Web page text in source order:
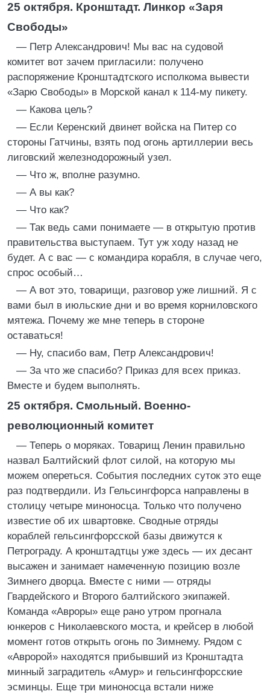
25 октября. Кронштадт. Линкор «Заря
Свободы»
— Петр Александрович! Мы вас на судовой
комитет вот зачем пригласили: получено
распоряжение Кронштадтского исполкома вывести
«Зарю Свободы» в Морской канал к 114-му пикету.
— Какова цель?
— Если Керенский двинет войска на Питер со
стороны Гатчины, взять под огонь артиллерии весь
лиговский железнодорожный узел.
— Что ж, вполне разумно.
— А вы как?
— Что как?
— Так ведь сами понимаете — в открытую против
правительства выступаем. Тут уж ходу назад не
будет. А с вас — с командира корабля, в случае чего,
спрос особый…
— А вот это, товарищи, разговор уже лишний. Я с
вами был в июльские дни и во время корниловского
мятежа. Почему же мне теперь в стороне
оставаться!
— Ну, спасибо вам, Петр Александрович!
— За что же спасибо? Приказ для всех приказ.
Вместе и будем выполнять.
25 октября. Смольный. Военно-
революционный комитет
— Теперь о моряках. Товарищ Ленин правильно
назвал Балтийский флот силой, на которую мы
можем опереться. События последних суток это еще
раз подтвердили. Из Гельсингфорса направлены в
столицу четыре миноносца. Только что получено
известие об их швартовке. Сводные отряды
кораблей гельсингфорсской базы движутся к
Петрограду. А кронштадтцы уже здесь — их десант
высажен и занимает намеченную позицию возле
Зимнего дворца. Вместе с ними — отряды
Гвардейского и Второго балтийского экипажей.
Команда «Авроры» еще рано утром прогнала
юнкеров с Николаевского моста, и крейсер в любой
момент готов открыть огонь по Зимнему. Рядом с
«Авророй» находятся прибывший из Кронштадта
минный заградитель «Амур» и гельсингфорсские
эсминцы. Еще три миноносца встали ниже